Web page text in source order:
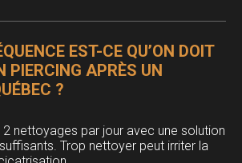
EST-CE QU’ON DOIT
PIERCING APRÈS UN
?
nettoyages par jour avec une solution
Trop nettoyer peut irriter la